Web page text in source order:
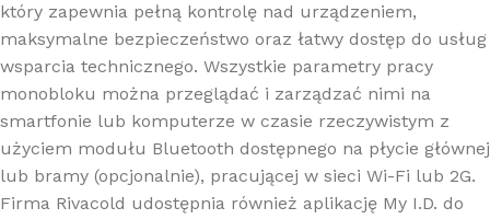
który zapewnia pełną kontrolę nad urządzeniem,
maksymalne bezpieczeństwo oraz łatwy dostęp do usług
wsparcia technicznego. Wszystkie parametry pracy
monobloku można przeglądać i zarządzać nimi na
smartfonie lub komputerze w czasie rzeczywistym z
użyciem modułu Bluetooth dostępnego na płycie głównej
lub bramy (opcjonalnie), pracującej w sieci Wi-Fi lub 2G.
Firma Rivacold udostępnia również aplikację My I.D. do